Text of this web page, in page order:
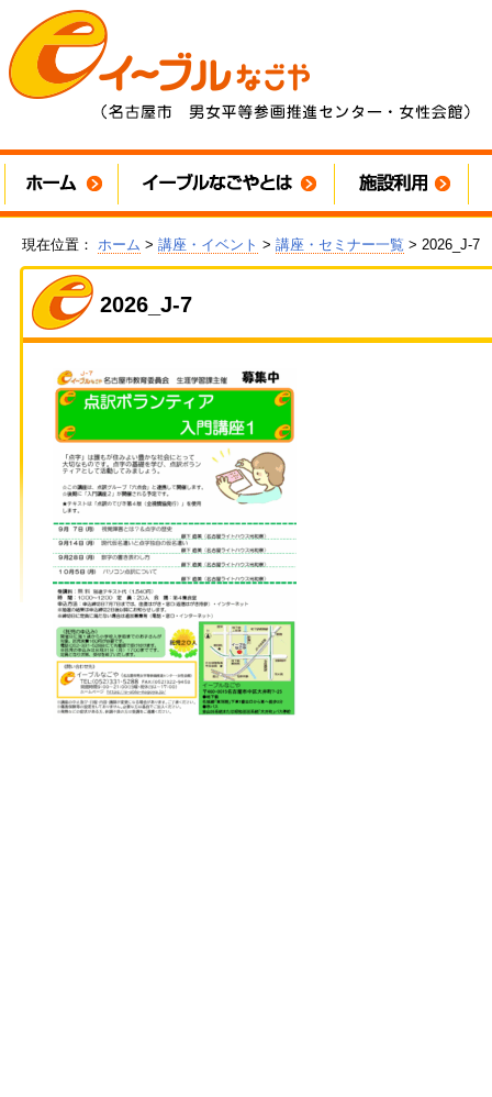
現在位置： ホーム > 講座・イベント > 講座・セミナー一覧 > 2026_J-7
2026_J-7